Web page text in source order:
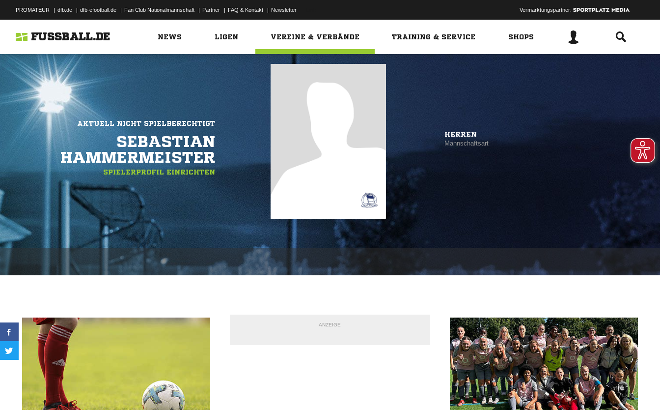
PROMATEUR | dfb.de | dfb-efootball.de | Fan Club Nationalmannschaft | Partner | FAQ & Kontakt | Newsletter Vermarktungspartner:
FUSSBALL.DE NEWS LIGEN VEREINE & VERBÄNDE TRAINING & SERVICE SHOPS
AKTUELL NICHT SPIELBERECHTIGT
SEBASTIAN
HAMMERMEISTER
SPIELERPROFIL EINRICHTEN
HERREN
Mannschaftsart
ANZEIGE